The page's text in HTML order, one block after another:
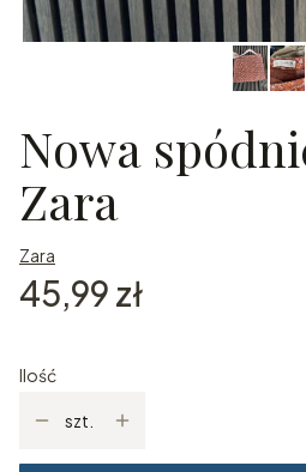
Nowa
Zara
Zara
Cena
45,99 zł
Ilość
szt.